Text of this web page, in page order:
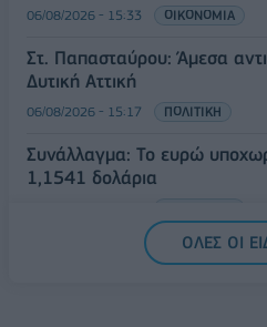
06/08/2026 - 15:33 ΟΙΚΟΝΟΜΙΑ
Στ. Παπασταύρου: Άμεσα
Δυτική Αττική
06/08/2026 - 15:17 ΠΟΛΙΤΙΚΗ
Συνάλλαγμα: Το ευρώ
1,1541 δολάρια
ΟΛΕΣ ΟΙ